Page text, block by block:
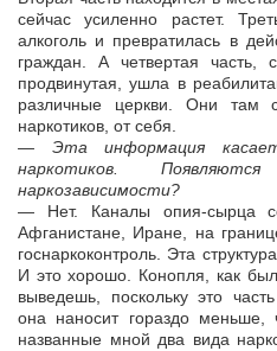
сейчас усиленно растет.
алкоголь и превратилась в
граждан. А четвертая
продвинутая, ушла в
различные церкви. Они там
наркотиков, от себя.
— Эта информация
наркотиков.
наркозависимости?
— Нет. Каналы опия-сырца
Афганистане, Иране, на
госнаркоконтроль. Эта
И это хорошо. Конопля, как
выведешь, поскольку это
она наносит гораздо
названные мной два вида